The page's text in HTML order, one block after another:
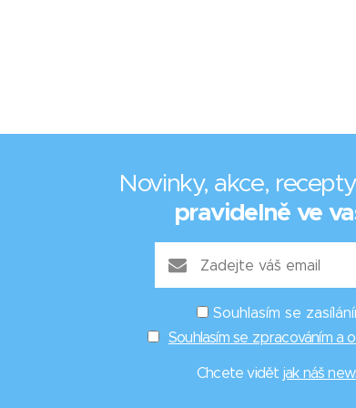
Novinky, akce,
pravidelně ve
Souhlasím se
Souhlasím se zpracováním a
Chcete vidět jak náš